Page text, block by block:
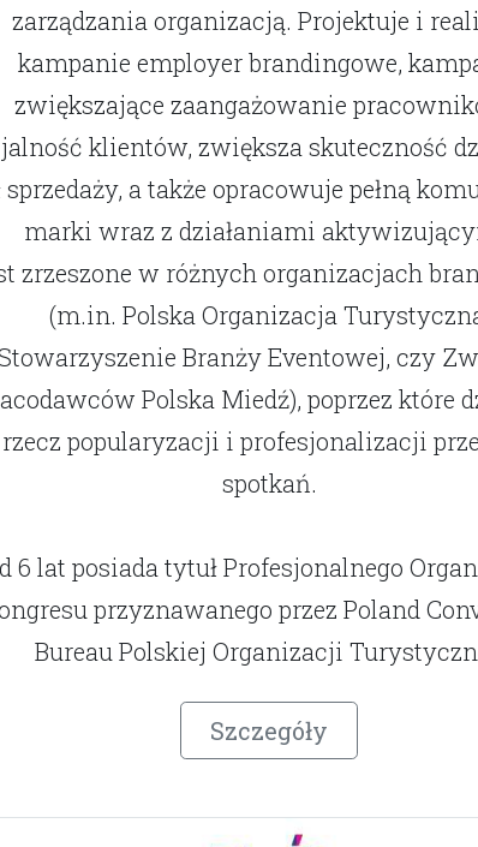
zarządzania organizacją. Projektuje i
kampanie employer brandingowe,
zwiększające zaangażowanie
klientów, zwiększa skuteczność
sprzedaży, a także opracowuje pełną
marki wraz z działaniami
zrzeszone w różnych organizacjach
(m.in. Polska Organizacja
Branży Eventowej, czy
Polska Miedź), poprzez które
rzecz popularyzacji i profesjonalizacji
spotkań.
6 lat posiada tytuł Profesjonalnego
przyznawanego przez Poland
Bureau Polskiej Organizacji
Szczegóły